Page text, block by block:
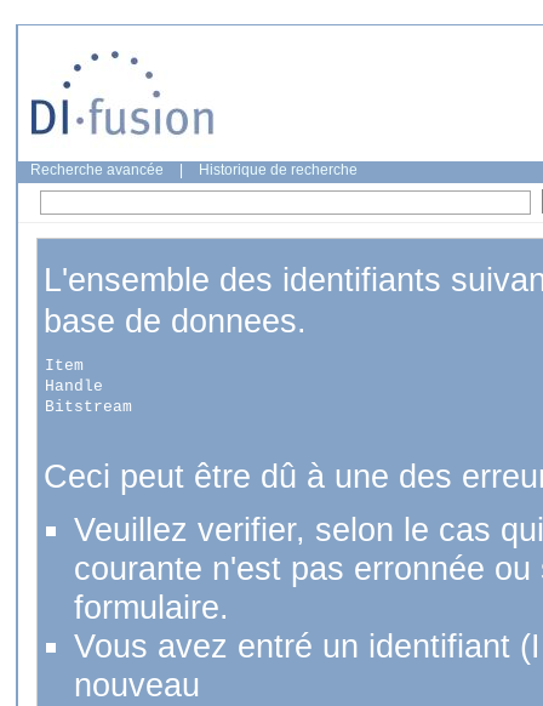
Recherche avancée Historique de recherche
L'ensemble des identifiants
base de donnees.
Item
Handle
Bitstream
Ceci peut être dû à une des
Veuillez verifier, selon le cas
courante n'est pas erronnée
formulaire.
Vous avez entré un identifiant
nouveau